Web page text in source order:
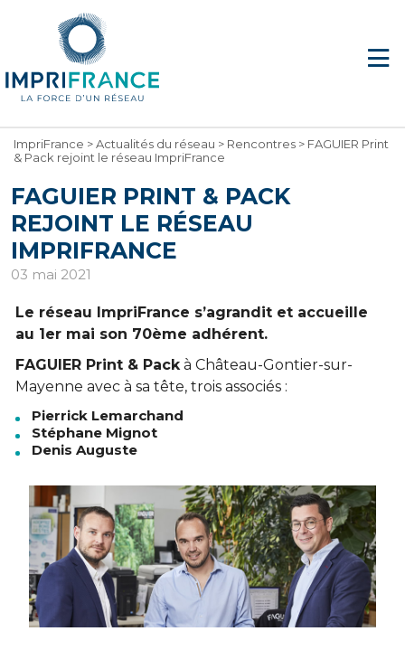
ImpriFrance >Actualités du réseau > Rencontres > FAGUIER Print
& Pack rejoint le réseau ImpriFrance
FAGUIER PRINT & PACK
REJOINT LE RÉSEAU
IMPRIFRANCE
03 mai 2021
Le réseau ImpriFrance s’agrandit et accueille
au 1er mai son 70ème adhérent.
FAGUIER Print & Pack à Château-Gontier-sur-
Mayenne avec à sa tête, trois associés :
Pierrick Lemarchand
Stéphane Mignot
Denis Auguste